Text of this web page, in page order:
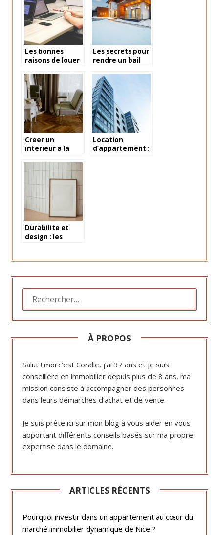
Les bonnes
raisons de louer
bureau partage
Les secrets pour
rendre un bail
Creer un
interieur a la
les ingredients
cles
Location
d’appartement :
Durabilite et
design : les
un avenir
À PROPOS
Salut ! moi c’est Coralie, j’ai 37 ans et je suis
conseillère en immobilier depuis plus de 8 ans, ma
mission consiste à accompagner des personnes
dans leurs démarches d’achat et de vente.
Je suis prête ici sur mon blog à vous aider en vous
apportant différents conseils basés sur ma propre
expertise dans le domaine.
ARTICLES RÉCENTS
Pourquoi investir dans un appartement au cœur du
marché immobilier dynamique de Nice ?